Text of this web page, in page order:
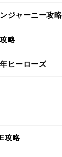
ジャーニー攻略
略
ヒーローズ
攻略